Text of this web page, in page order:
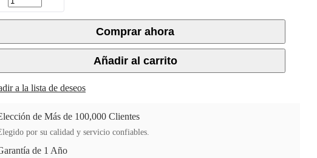
Comprar ahora
Añadir al carrito
a la lista de deseos
de Más de 100,000 Clientes
por su calidad y servicio confiables.
de 1 Año